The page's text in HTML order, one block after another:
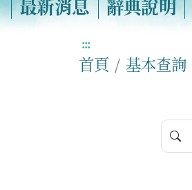
最新消息 辭典說明
:::
首頁 基本查詢